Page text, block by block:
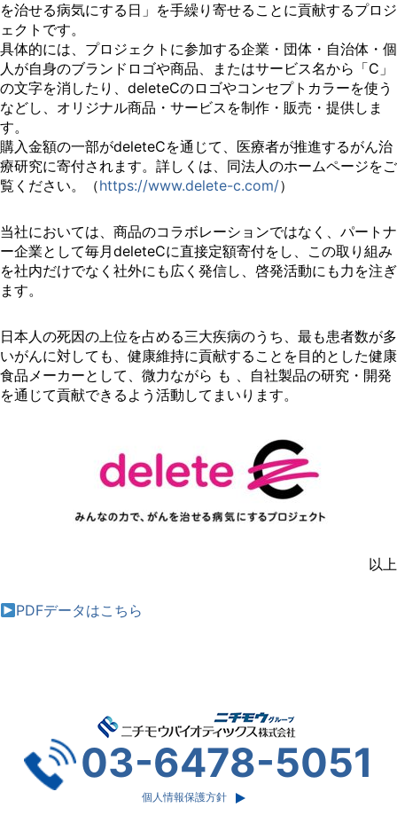
を治せる病気にする日」を手繰り寄せることに貢献するプロジ
ェクトです。
具体的には、プロジェクトに参加する企業・団体・自治体・個
人が自身のブランドロゴや商品、またはサービス名から「C」
の文字を消したり、deleteCのロゴやコンセプトカラーを使う
などし、オリジナル商品・サービスを制作・販売・提供しま
す。
購入金額の一部がdeleteCを通じて、医療者が推進するがん治
療研究に寄付されます。詳しくは、同法人のホームページをご
覧ください。（https://www.delete-c.com/）
当社においては、商品のコラボレーションではなく、パートナ
ー企業として毎月deleteCに直接定額寄付をし、この取り組み
を社内だけでなく社外にも広く発信し、啓発活動にも力を注ぎ
ます。
日本人の死因の上位を占める三大疾病のうち、最も患者数が多
いがんに対しても、健康維持に貢献することを目的とした健康
食品メーカーとして、微力ながら も 、自社製品の研究・開発
を通じて貢献できるよう活動してまいります。
以上
PDFデータはこちら
03-6478-5051
個人情報保護方針